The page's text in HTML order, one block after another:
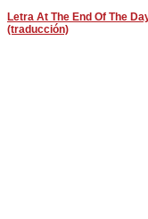
Letra At The End Of The
(traducción)